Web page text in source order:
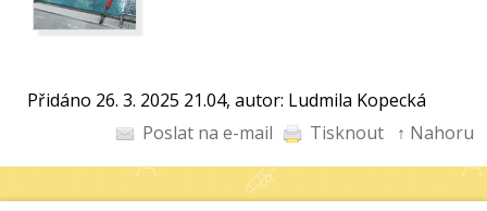
Přidáno 26. 3. 2025 21.04, autor: Ludmila Kopecká
Poslat na e-mail
Tisknout ↑ Nahoru